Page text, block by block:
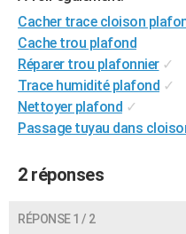
GUIDES D'ACHAT
BONS PLANS
CARTE DE VOEUX
Carte de Noël
Carte Bonne année
Carte Saint-Valentin
Carte Pâques
Carte d'anniversaire
DICTIONNAIRE
COPAINS D'AVANT
S'inscrire
Se connecter
Lycées
Collèges
Primaires
Universités
Entreprises
Service militaire
Avis de recherche
AVIS DE DÉCÈS
Cacher trace cloison
Cache trou plafond
Réparer trou plafonnier ✓
Trace humidité plafond ✓
Nettoyer plafond ✓
Passage tuyau dans
2 réponses
RÉPONSE 1 / 2